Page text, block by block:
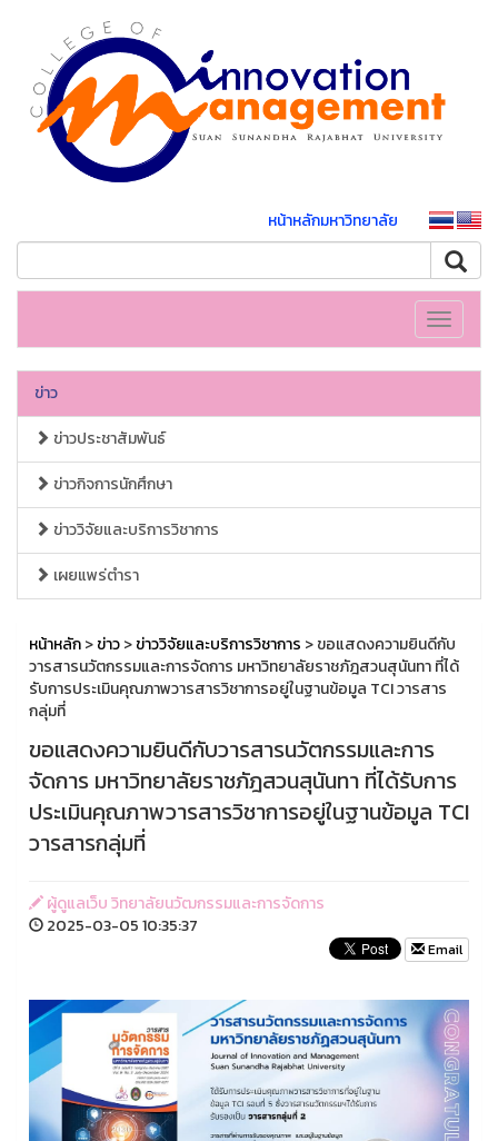
หน้าหลักมหาวิทยาลัย
Toggle
ข่าว
ข่าวประชาสัมพันธ์
ข่าวกิจการนักศึกษา
ข่าววิจัยและบริการวิชาการ
เผยแพร่ตำรา
หน้าหลัก>ข่าว>ข่าววิจัยและบริการวิชาการ > ขอแสดงความยินดีกับ
วารสารนวัตกรรมและการจัดการ มหาวิทยาลัยราชภัฎสวนสุนันทา ที่ได้
รับการประเมินคุณภาพวารสารวิชาการอยู่ในฐานข้อมูล TCI วารสาร
กลุ่มที่
ขอแสดงความยินดีกับวารสารนวัตกรรมและการ
จัดการ มหาวิทยาลัยราชภัฎสวนสุนันทา ที่ได้รับการ
ประเมินคุณภาพวารสารวิชาการอยู่ในฐานข้อมูล TCI
วารสารกลุ่มที่
ผู้ดูแลเว็บ วิทยาลัยนวัฒกรรมและการจัดการ
2025-03-05 10:35:37
Email